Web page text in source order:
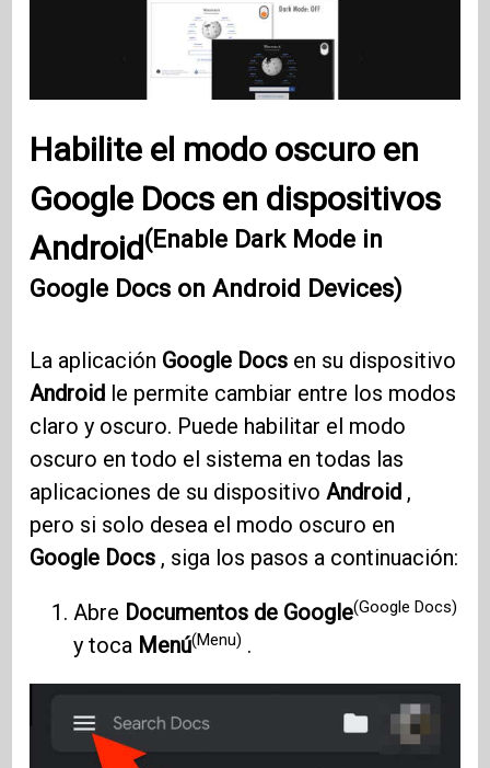
Habilite el modo oscuro en
Google Docs en dispositivos
Android(Enable Dark Mode in
Google Docs on Android Devices)
La aplicación Google Docs en su dispositivo
Android le permite cambiar entre los modos
claro y oscuro. Puede habilitar el modo
oscuro en todo el sistema en todas las
aplicaciones de su dispositivoAndroid ,
pero si solo desea el modo oscuro en
Google Docs , siga los pasos a continuación:
Abre Documentos de Google(Google Docs)
y toca Menú(Menu) .